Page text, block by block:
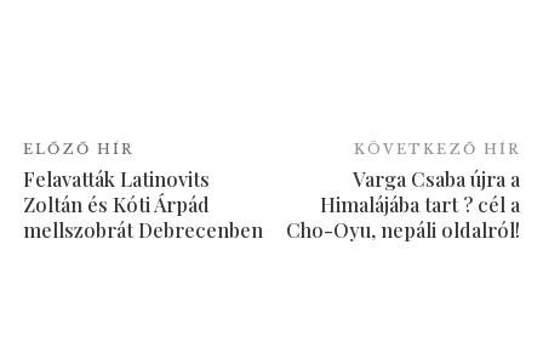
ELŐZŐ HÍR
Felavatták Latinovits
Zoltán és Kóti Árpád
mellszobrát Debrecenben
KÖVETKEZŐ HÍR
Varga Csaba újra a
Himalájába tart ? cél a
Cho-Oyu, nepáli oldalról!